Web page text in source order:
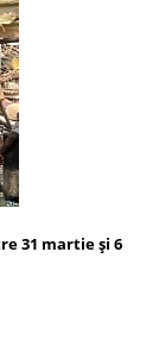
31 martie și 6